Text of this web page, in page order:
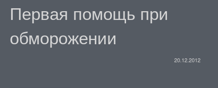
Первая помощь при
обморожении
20.12.2012